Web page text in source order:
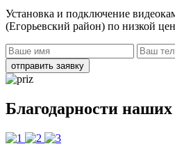
Установка и подключение
(Егорьевский район) по низкой
отправить заявку
Благодарности